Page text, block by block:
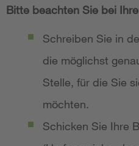
Bitte beachten Sie bei
Schreiben Sie in
die möglichst
Stelle, für die Sie
möchten.
Schicken Sie Ihre